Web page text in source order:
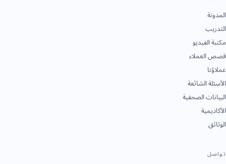
المدونة
التدريب
مكتبة الفيديو
قصص العملاء
عملاؤنا
الأسئلة الشائعة
البيانات الصحفية
الأكاديمية
الوثائق
تواصل